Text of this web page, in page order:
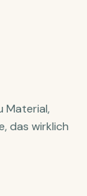
Material,
das wirklich